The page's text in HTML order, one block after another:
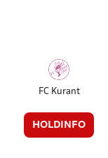
FC Kurant
HOLDINFO